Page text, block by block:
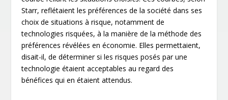
Starr, reflétaient les préférences de la société dans ses
choix de situations à risque, notamment de
technologies risquées, à la manière de la méthode des
préférences révélées en économie. Elles permettaient,
disait-il, de déterminer si les risques posés par une
technologie étaient acceptables au regard des
bénéfices qui en étaient attendus.